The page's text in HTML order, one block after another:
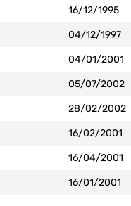
16/12/1995
04/12/1997
04/01/2001
05/07/2002
28/02/2002
16/02/2001
16/04/2001
16/01/2001